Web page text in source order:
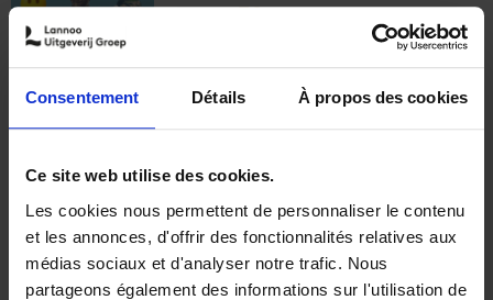
Consentement Détails À propos des cookies
Ce site web utilise des cookies.
Les cookies nous permettent de personnaliser le contenu
et les annonces, d'offrir des fonctionnalités relatives aux
médias sociaux et d'analyser notre trafic. Nous
partageons également des informations sur l'utilisation de
€37,50
Building Bonds = Building
Business
Jochen Roef Jozefien De Feyter
Carolien Boom
Couverture souple
2025 200